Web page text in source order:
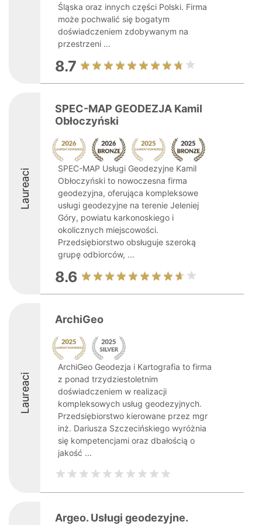
Śląska oraz innych części Polski. Firma
może pochwalić się bogatym
doświadczeniem zdobywanym na
przestrzeni ...
8.7
Laureaci
SPEC-MAP GEODEZJA Kamil
Obłoczyński
SPEC-MAP Usługi Geodezyjne Kamil
Obłoczyński to nowoczesna firma
geodezyjna, oferująca kompleksowe
usługi geodezyjne na terenie Jeleniej
Góry, powiatu karkonoskiego i
okolicznych miejscowości.
Przedsiębiorstwo obsługuje szeroką
grupę odbiorców, ...
8.6
Laureaci
ArchiGeo
ArchiGeo Geodezja i Kartografia to firma
z ponad trzydziestoletnim
doświadczeniem w realizacji
kompleksowych usług geodezyjnych.
Przedsiębiorstwo kierowane przez mgr
inż. Dariusza Szczecińskiego wyróżnia
się kompetencjami oraz dbałością o
jakość ...
Argeo. Usługi geodezyjne.